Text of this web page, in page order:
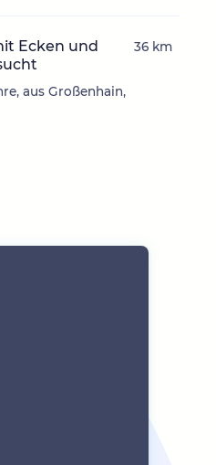
Ecken und
aus Großenhain,
36 km